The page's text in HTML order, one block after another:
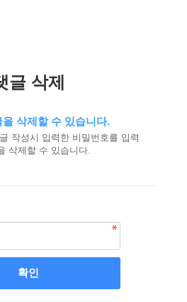
글 삭제
을 삭제할 수 있습니다.
작성시 입력한 비밀번호를 입력
삭제할 수 있습니다.